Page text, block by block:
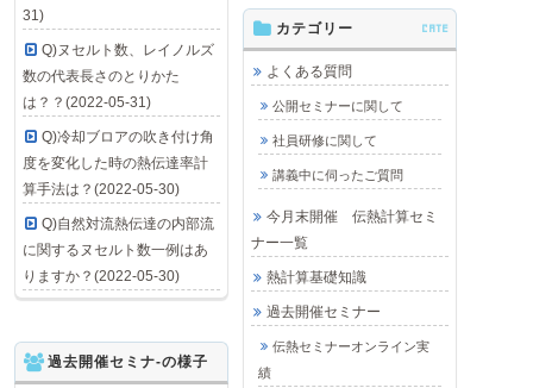
31)
Q)ヌセルト数、レイノルズ
数の代表長さのとりかた
は？？(2022-05-31)
Q)冷却ブロアの吹き付け角
度を変化した時の熱伝達率計
算手法は？(2022-05-30)
Q)自然対流熱伝達の内部流
に関するヌセルト数一例はあ
りますか？(2022-05-30)
カテゴリー CATE
よくある質問
公開セミナーに関して
社員研修に関して
講義中に伺ったご質問
今月末開催 伝熱計算セミ
ナー一覧
熱計算基礎知識
過去開催セミナー
伝熱セミナーオンライン実
績
過去開催セミナ-の様子